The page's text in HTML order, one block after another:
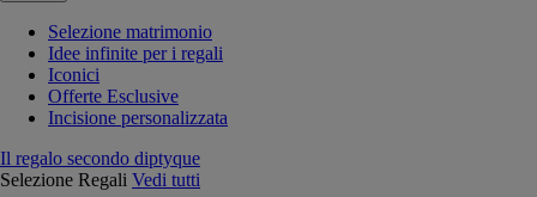
Selezione matrimonio
Idee infinite per i regali
Iconici
Offerte Esclusive
Incisione personalizzata
Il regalo secondo diptyque
Selezione Regali Vedi tutti